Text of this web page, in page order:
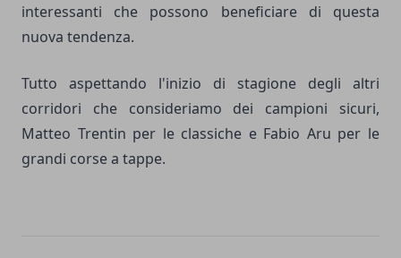
interessanti che possono beneficiare di questa
nuova tendenza.
Tutto aspettando l'inizio di stagione degli altri
corridori che consideriamo dei campioni sicuri,
Matteo Trentin per le classiche e Fabio Aru per le
grandi corse a tappe.